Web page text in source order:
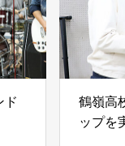
ド
鶴嶺高
ップを